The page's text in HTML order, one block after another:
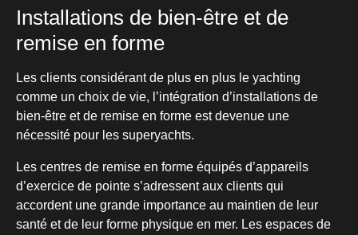
Installations de bien-être et de
remise en forme
Les clients considérant de plus en plus le yachting
comme un choix de vie, l’intégration d’installations de
bien-être et de remise en forme est devenue une
nécessité pour les superyachts.
Les centres de remise en forme équipés d’appareils
d’exercice de pointe s’adressent aux clients qui
accordent une grande importance au maintien de leur
santé et de leur forme physique en mer. Les espaces de